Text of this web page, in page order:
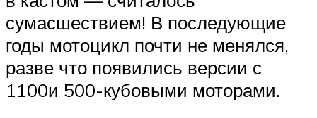
сумасшествием! В последующие
годы мотоцикл почти не менялся,
разве что появились версии с
1100и 500-кубовыми моторами.